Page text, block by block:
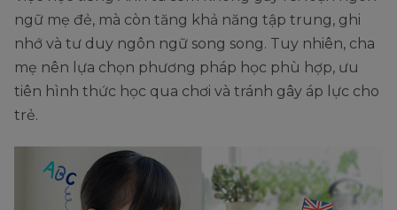
ngữ mẹ đẻ, mà còn tăng khả năng tập trung, ghi
nhớ và tư duy ngôn ngữ song song. Tuy nhiên, cha
mẹ nên lựa chọn phương pháp học phù hợp, ưu
tiên hình thức học qua chơi và tránh gây áp lực cho
trẻ.